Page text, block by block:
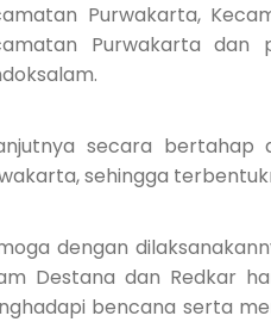
Purwakarta,
Purwakarta dan
secara bertahap
sehingga
dengan
Destana dan Redkar
bencana serta